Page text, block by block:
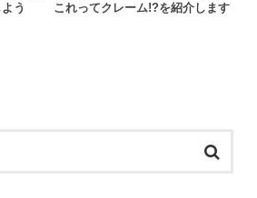
う
これってクレーム!?を紹介します